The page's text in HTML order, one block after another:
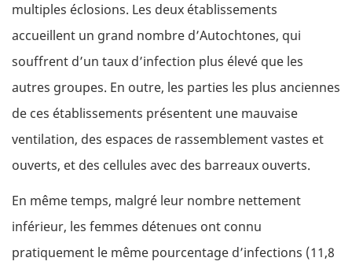
multiples éclosions. Les deux établissements
accueillent un grand nombre d’Autochtones, qui
souffrent d’un taux d’infection plus élevé que les
autres groupes. En outre, les parties les plus anciennes
de ces établissements présentent une mauvaise
ventilation, des espaces de rassemblement vastes et
ouverts, et des cellules avec des barreaux ouverts.
En même temps, malgré leur nombre nettement
inférieur, les femmes détenues ont connu
pratiquement le même pourcentage d’infections (11,8